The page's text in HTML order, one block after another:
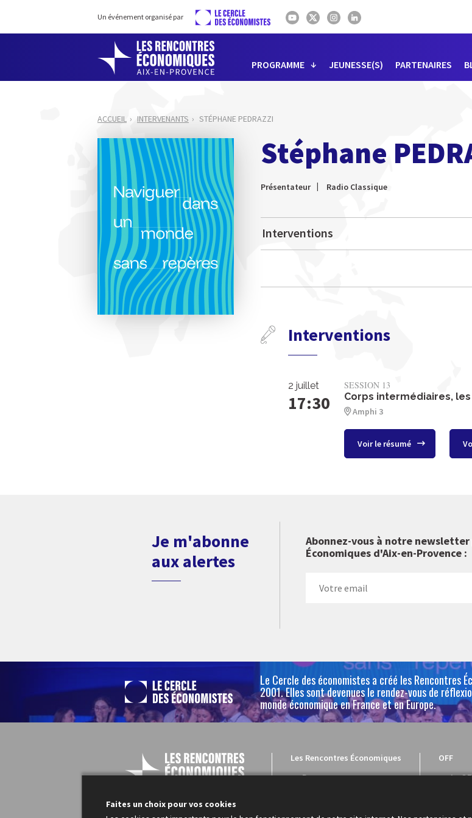
Un événement organisé par
PROGRAMME JEUNESSE(S) PARTENAIRES
ACCUEIL INTERVENANTS STÉPHANE PEDRAZZI
Stéphane
Présentateur Radio Classique
Interventions
Interventions
2 juillet
17:30
SESSION 13
Corps intermédiaires,
Amphi 3
Voir le résumé
Je m'abonne
aux alertes
Abonnez-vous à notre
Économiques d'Aix-en-Provence :
Le Cercle des économistes a créé les Rencontres
2001. Elles sont devenues le rendez-vous de
monde économique en France et en Europe.
Les Rencontres Économiques
Programme
OFF
Le
Faites un choix pour vos cookies